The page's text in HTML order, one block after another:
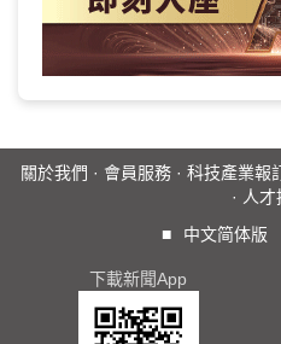
關於我們 · 會員服務· 科技產業報
· 人才
■
中文简体版
下載新聞App